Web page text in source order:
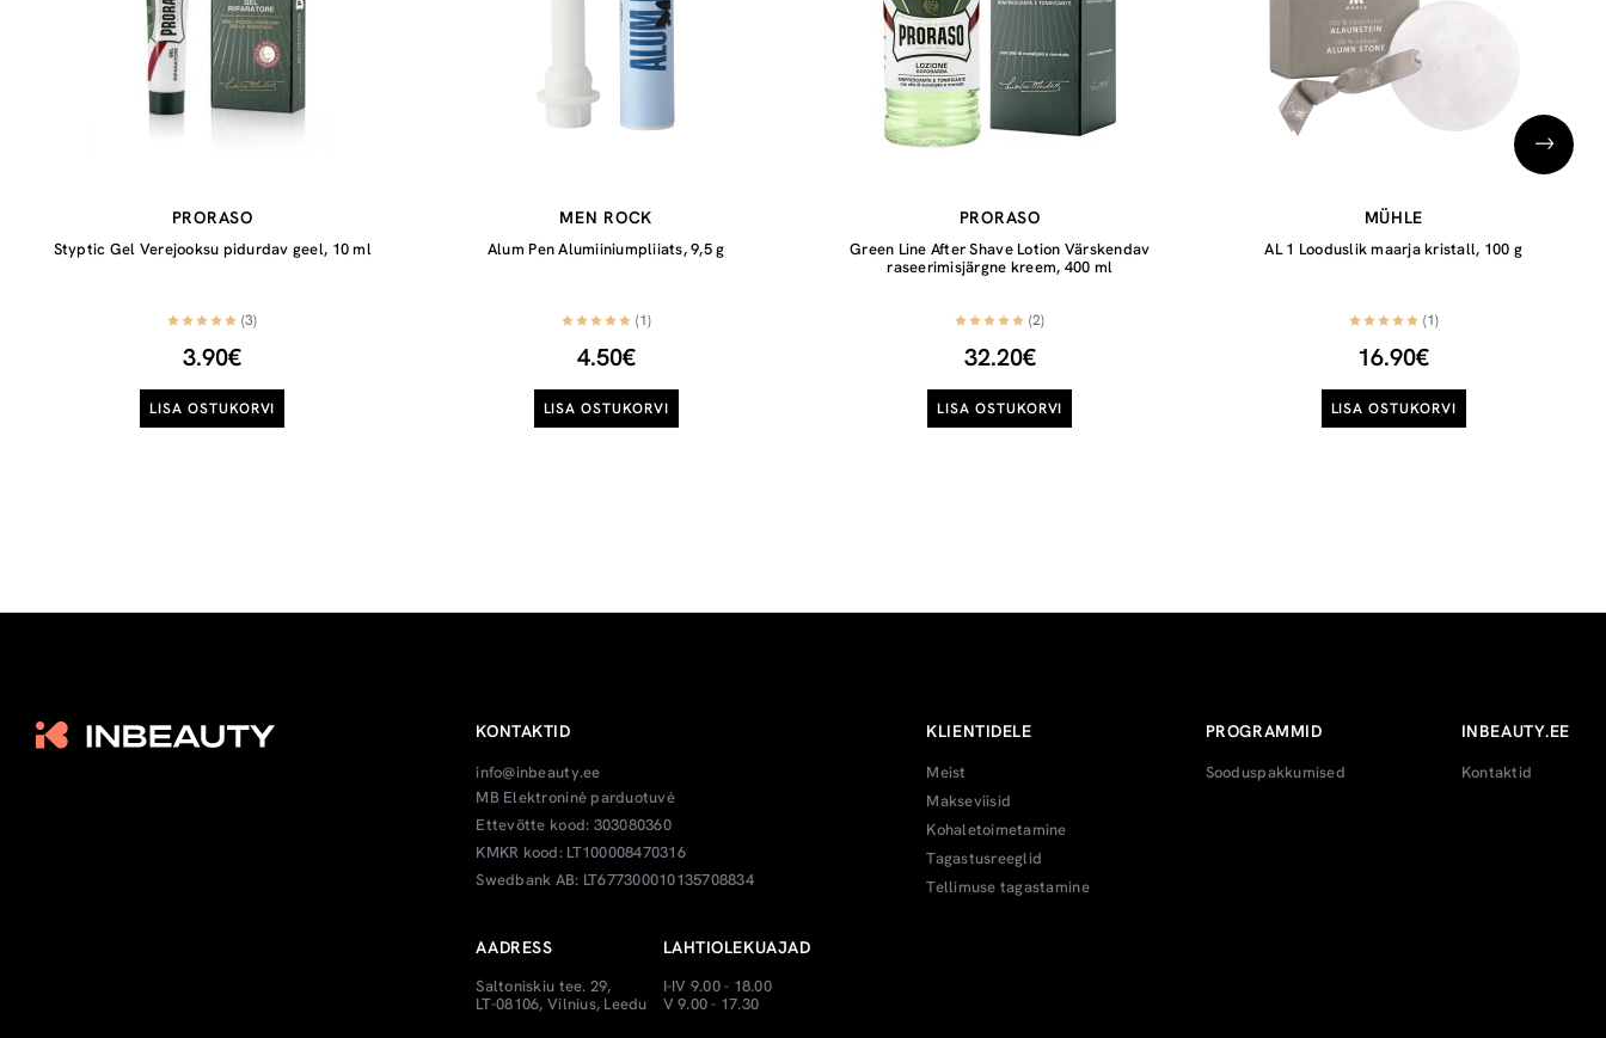
PRORASO
Styptic Gel Verejooksu pidurdav geel, 10 ml
(3)
3.90€
LISA OSTUKORVI
MEN ROCK
Alum Pen Alumiiniumpliiats, 9,5 g
(1)
4.50€
LISA OSTUKORVI
PRORASO
Green Line After Shave Lotion Värskendav
raseerimisjärgne kreem, 400 ml
(2)
32.20€
LISA OSTUKORVI
MÜHLE
AL 1 Looduslik maarja kristall, 100 g
(1)
16.90€
LISA OSTUKORVI
KONTAKTID
info@inbeauty.ee
MB Elektroninė parduotuvė
Ettevõtte kood: 303080360
KMKR kood: LT100008470316
Swedbank AB: LT677300010135708834
AADRESS
Saltoniskiu tee. 29,
LT-08106, Vilnius, Leedu
LAHTIOLEKUAJAD
I-IV 9.00 - 18.00
V 9.00 - 17.30
KLIENTIDELE
Meist
Makseviisid
Kohaletoimetamine
Tagastusreeglid
Tellimuse tagastamine
PROGRAMMID
Sooduspakkumised
INBEAUTY.EE
Kontaktid